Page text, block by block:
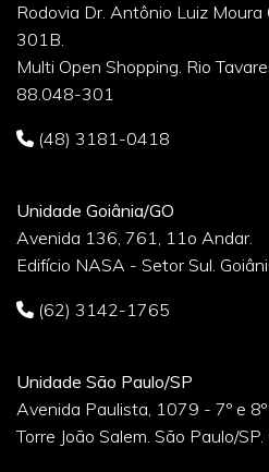
Rodovia Dr. Antônio Luiz Moura
301B.
Multi Open Shopping. Rio
88.048-301
(48) 3181-0418
Unidade Goiânia/GO
Avenida 136, 761, 11o Andar.
Edifício NASA - Setor Sul.
(62) 3142-1765
Unidade São Paulo/SP
Avenida Paulista, 1079 - 7º e
Torre João Salem. São Paulo/